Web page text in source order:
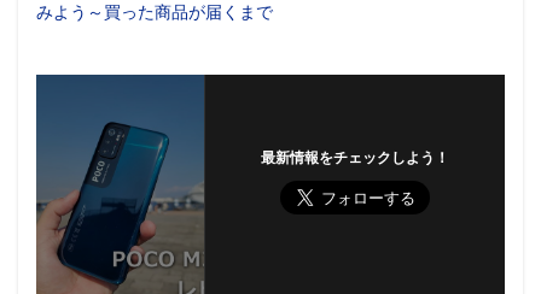
みよう～買った商品が届くまで
最新情報をチェックしよう！